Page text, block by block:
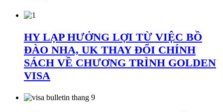
HY LẠP HƯỞNG LỢI TỪ VIỆC BỒ
ĐÀO NHA, UK THAY ĐỔI CHÍNH
SÁCH VỀ CHƯƠNG TRÌNH GOLDEN
VISA